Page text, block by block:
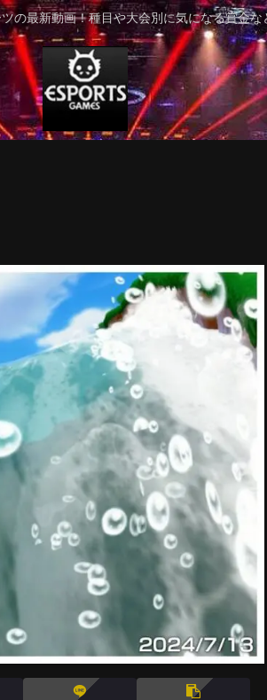
の最新動画！種目や大会別に気になる賞金な